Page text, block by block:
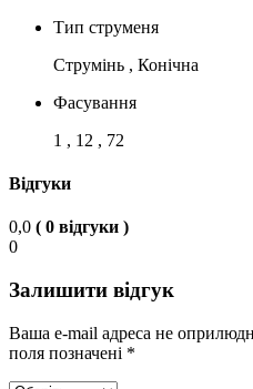
Тип струменя
Струмінь , Конічна
Фасування
1 , 12 , 72
Відгуки
0,0 ( 0 відгуки )
0
Залишити відгук
Ваша e-mail адреса не
поля позначені *